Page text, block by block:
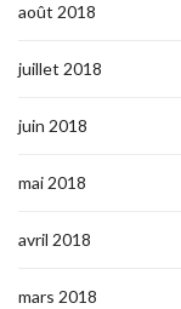
août 2018
juillet 2018
juin 2018
mai 2018
avril 2018
mars 2018